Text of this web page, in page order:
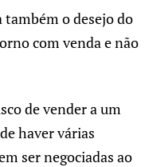
também o desejo do
com venda e não
de vender a um
haver várias
ser negociadas ao